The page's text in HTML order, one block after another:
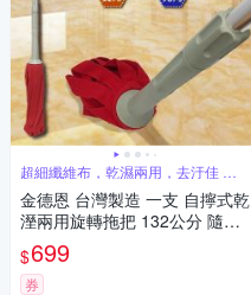
超細纖維布，乾濕兩用，去汙佳 吸
水強
金德恩 台灣製造 一支 自擰式乾
溼兩用旋轉拖把 132公分 隨機
色 乾溼拖把 兩用拖把 旋轉 拖
把 旋轉拖把
$699
券